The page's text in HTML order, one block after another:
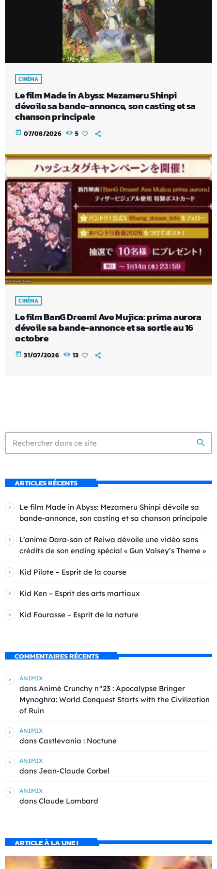
CINÉMA
Le film Made in Abyss: Mezameru Shinpi
dévoile sa bande-annonce, son casting et sa
chanson principale
today 07/08/2026 5
CINÉMA
Le film BanG Dream! Ave Mujica: prima aurora
dévoile sa bande-annonce et sa sortie au 16
octobre
today 31/07/2026 13
search
ARTICLES RÉCENTS
Le film Made in Abyss: Mezameru Shinpi dévoile sa
bande-annonce, son casting et sa chanson principale
L’anime Dara-san of Reiwa dévoile une vidéo sans
crédits de son ending spécial « Gun Valsey’s Theme »
Kid Pilote – Esprit de la course
Kid Ken – Esprit des arts martiaux
Kid Fourasse – Esprit de la nature
COMMENTAIRES RÉCENTS
ANIMIX
dans Animé Crunchy n°23 : Apocalypse Bringer
Mynoghra: World Conquest Starts with the Civilization
of Ruin
ANIMIX
dans Castlevania : Noctune
ANIMIX
dans Jean-Claude Corbel
ANIMIX
dans Claude Lombard
ARTICLE À LA UNE !